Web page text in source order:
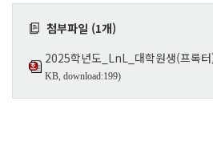
첨부파일 (1개)
2025학년도_LnL_대학원생(프록
KB, download:199)